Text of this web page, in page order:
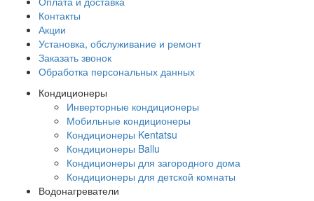
Контакты
Акции
Установка, обслуживание и ремонт
Заказать звонок
Обработка персональных данных
Кондиционеры
Инверторные кондиционеры
Мобильные кондиционеры
Кондиционеры Kentatsu
Кондиционеры Ballu
Кондиционеры для загородного дома
Кондиционеры для детской комнаты
Водонагреватели